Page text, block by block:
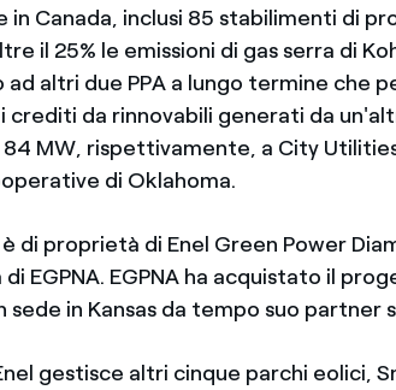
in Canada, inclusi 85 stabilimenti di
il 25% le emissioni di gas serra di
ad altri due PPA a lungo termine che
i crediti da rinnovabili generati da
84 MW, rispettivamente, a City
di Oklahoma.
di proprietà di Enel Green Power
EGPNA. EGPNA ha acquistato il
sede in Kansas da tempo suo partner
gestisce altri cinque parchi eolici,